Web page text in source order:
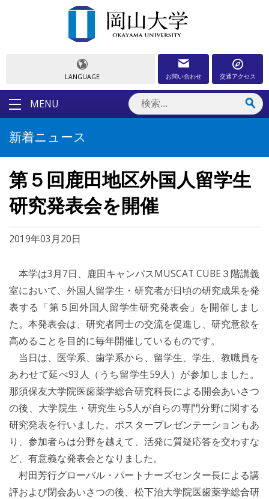
LANGUAGE お問い合わせ 交通アクセス
MENU
新着ニュース
第５回鹿田地区外国人留学生
研究発表会を開催
2019年03月20日
本学は3月7日、鹿田キャンパスMUSCAT CUBE３階講義
室において、外国人留学生・研究者が日頃の研究成果を発
表する「第５回外国人留学生研究発表会」を開催しまし
た。本発表会は、研究者同士の交流を促進し、研究意欲を
高めることを目的に毎年開催しているものです。
当日は、医学系、歯学系から、留学生、学生、教職員を
あわせて延べ93人（うち留学生59人）が参加しました。
那須保友大学院医歯薬学総合研究科長による開会あいさつ
の後、大学院生・研究生ら5人が自らの専門分野に関する
研究発表を行いました。ポスタープレゼンテーションもあ
り、参加者らは分野を越えて、活発に質疑応答を交わすな
ど、有意義な発表会となりました。
村田芳行グローバル・パートナーズセンター長による講
評および閉会あいさつの後、松下治大学院医歯薬学総合研